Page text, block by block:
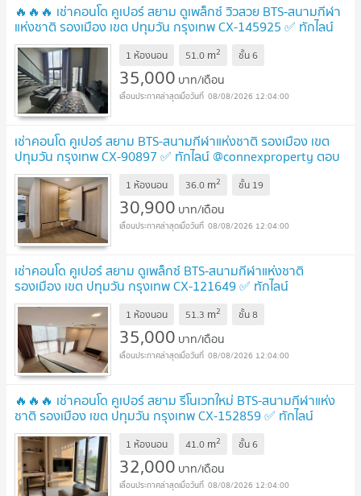
🔥🔥🔥 เช่าคอนโด คูเปอร์ สยาม ดูเพล็กซ์ วิวสวย BTS-สนามกีฬา
แห่งชาติ รองเมือง เขต ปทุมวัน กรุงเทพ CX-145925 ✅ ทักไลน์
@connexproperty ตอบทันที ทีมงานมืออาชีพ ✅ 🔥🔥🔥
1 ห้องนอน 51.0 m2 ชั้น6
35,000 บาท/เดือน
08/08/2026 12:04:00
เช่าคอนโด คูเปอร์ สยาม BTS-สนามกีฬาแห่งชาติ รองเมือง เขต
ปทุมวัน กรุงเทพ CX-90897 ✅ ทักไลน์ @connexproperty ตอบ
ทันที ทีมงานมืออาชีพ ✅
1 ห้องนอน 36.0 m2 ชั้น 19
30,900 บาท/เดือน
08/08/2026 12:04:00
เช่าคอนโด คูเปอร์ สยาม ดูเพล็กซ์ BTS-สนามกีฬาแห่งชาติ
รองเมือง เขต ปทุมวัน กรุงเทพ CX-121649 ✅ ทักไลน์
@connexproperty ตอบทันที ทีมงานมืออาชีพ ✅
1 ห้องนอน 51.3 m2 ชั้น8
35,000 บาท/เดือน
08/08/2026 12:04:00
🔥🔥🔥 เช่าคอนโด คูเปอร์ สยาม รีโนเวทใหม่ BTS-สนามกีฬาแห่ง
ชาติ รองเมือง เขต ปทุมวัน กรุงเทพ CX-152859 ✅ ทักไลน์
@connexproperty ตอบทันที ทีมงานมืออาชีพ ✅ 🔥🔥🔥
1 ห้องนอน 41.0 m2 ชั้น6
32,000 บาท/เดือน
08/08/2026 12:04:00